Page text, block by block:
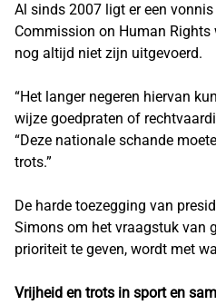
Al sinds 2007 ligt er een
Commission on Human
nog altijd niet zijn uitgevoerd.
“Het langer negeren hiervan
wijze goedpraten of
“Deze nationale schande
trots.”
De harde toezegging van
Simons om het vraagstuk van
prioriteit te geven, wordt met
Vrijheid en trots in sport en